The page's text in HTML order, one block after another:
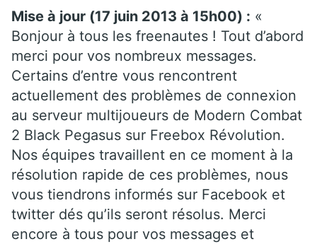
Mise à jour (17 juin 2013 à 15h00) : «
Bonjour à tous les freenautes ! Tout d’abord
merci pour vos nombreux messages.
Certains d’entre vous rencontrent
actuellement des problèmes de connexion
au serveur multijoueurs de Modern Combat
2 Black Pegasus sur Freebox Révolution.
Nos équipes travaillent en ce moment à la
résolution rapide de ces problèmes, nous
vous tiendrons informés sur Facebook et
twitter dés qu’ils seront résolus. Merci
encore à tous pour vos messages et